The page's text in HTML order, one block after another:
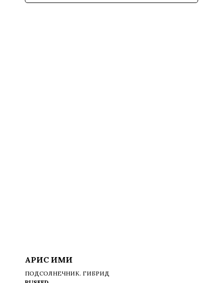
АРИС ИМИ
ПОДСОЛНЕЧНИК. ГИБРИД